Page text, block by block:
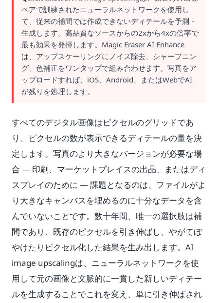
ペアで訓練されたニューラルネットワークを使用し
て、従来の補間では作成できないディテールを予測・
生成します。高品質なソースからの2xから4xの倍率で
最も効果を発揮します。Magic Eraser AI Enhance
は、アップスケーリングにノイズ除去、シャープニン
グ、色補正をワンタップで組み合わせます。写真をア
ップロードすれば、iOS、Android、またはWebでAI
が残りを処理します。
すべてのデジタル画像はピクセルのグリッドであ
り、ピクセルの数が表示できるディテールの量を決
定します。写真のより大きなバージョンが必要な場
合 — 印刷、マーケットプレイスの出品、またはディ
スプレイのために — 課題となるのは、ファイルがよ
り大きなキャンバスを埋めるのに十分なデータを含
んでいないことです。数十年間、唯一の選択肢は補
間であり、既存のピクセルを引き伸ばし、やがてぼ
やけたりピクセル化した結果を生み出します。AI
image upscalingは、ニューラルネットワークを使
用して元の画像と文脈的に一貫した新しいディテー
ルを生成することでこれを変え、単に引き伸ばされ